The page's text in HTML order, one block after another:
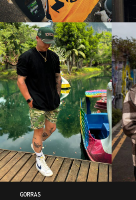
GORRAS